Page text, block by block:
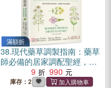
滿額折
38.現代藥草調製指南：藥草
師必備的居家調配聖經，包
括草藥配方原理、製劑原則
及230種藥草檔案
9 990
庫存：2